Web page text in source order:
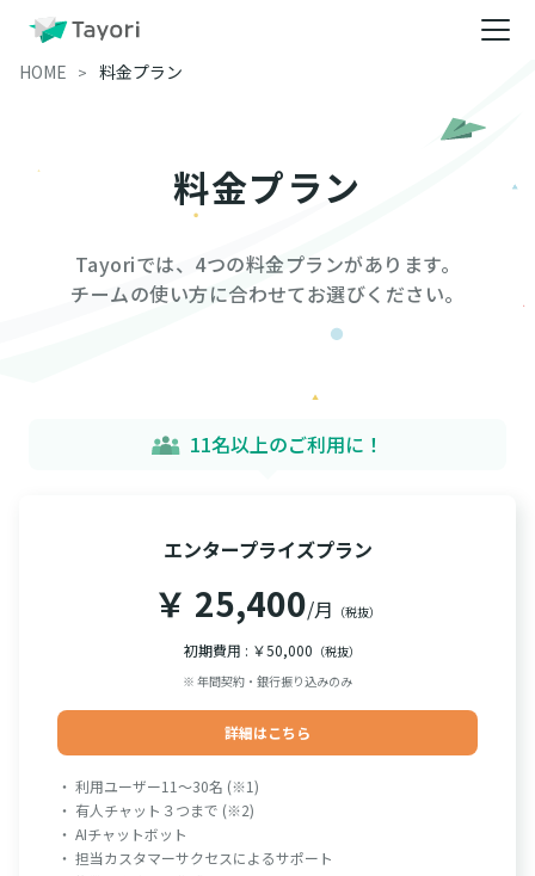
HOME 料金プラン
料金プラン
Tayoriでは、4つの料金プランがあります。
チームの使い方に合わせてお選びください。
11名以上のご利用に！
エンタープライズプラン
￥ 25,400/月 （税抜）
初期費用 : ￥50,000 （税抜）
※ 年間契約・銀行振り込みのみ
詳細はこちら
・ 利用ユーザー11～30名 (※1)
・ 有人チャット３つまで (※2)
・ AIチャットボット
・ 担当カスタマーサクセスによるサポート